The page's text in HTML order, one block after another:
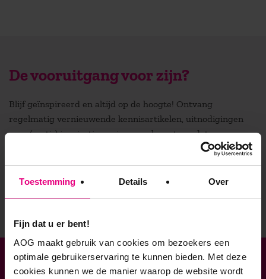
Toestemming Details Over
Fijn dat u er bent!
AOG maakt gebruik van cookies om bezoekers een
optimale gebruikerservaring te kunnen bieden. Met deze
cookies kunnen we de manier waarop de website wordt
De vooruitgang voor zijn?
Blijf geïnspireerd en altijd op de hoogte! Ontvang
regelmatig vernieuwende kennisartikelen, uitnodigingen
voor (gratis) inspiratiesessies en relevante updates over
Stuur mij de nieuwsbrief
Verbonden aan